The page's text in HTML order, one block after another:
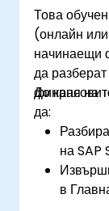
Това
(онлайн
начинаещи
да
До края на
да:
на SAP
в